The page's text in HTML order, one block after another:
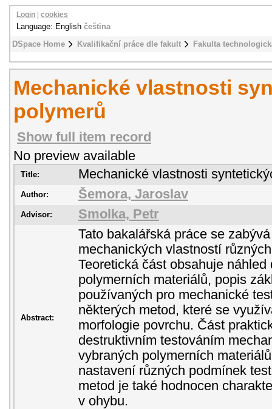
DSpace Home Kvalifikační práce dle fakult Fakulta
Login cookies
Language: English čeština
Mechanické vlastnosti
polymerů
Show full item record
No preview available
Title: Mechanické vlastnosti
Author: Šemora, Jaroslav
Advisor: Smolka, Petr
Abstract:
Tato bakalářská práce se
mechanických vlastností
Teoretická část obsahuje náhled
polymerních materiálů, popis
používaných pro mechanické
některých metod, které se
morfologie povrchu. Část
destruktivním testováním
vybraných polymerních
nastavení různých podmínek
metod je také hodnocen
v ohybu.